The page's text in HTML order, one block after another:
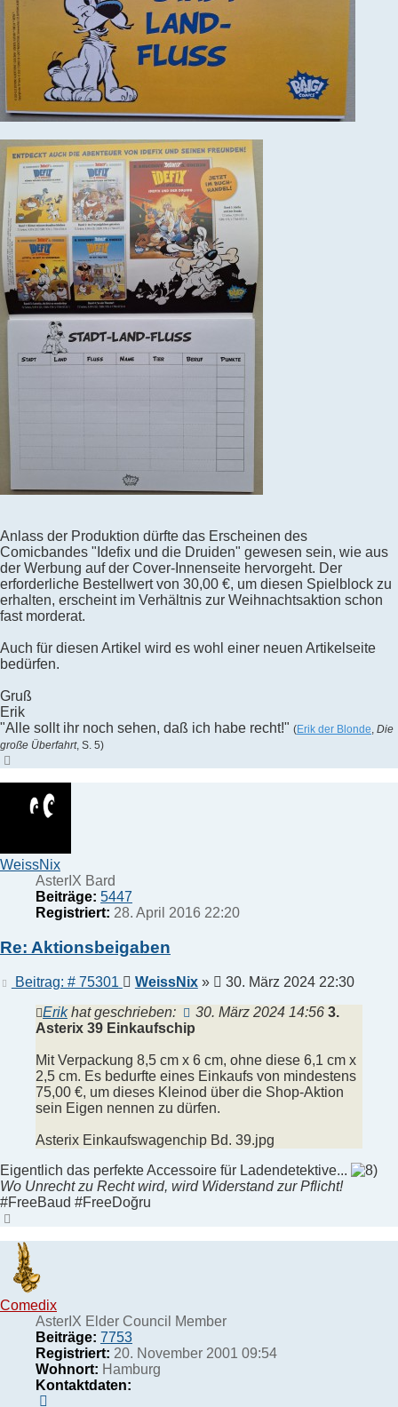
Anlass der Produktion dürfte das Erscheinen des
Comicbandes "Idefix und die Druiden" gewesen sein, wie aus
der Werbung auf der Cover-Innenseite hervorgeht. Der
erforderliche Bestellwert von 30,00 €, um diesen Spielblock zu
erhalten, erscheint im Verhältnis zur Weihnachtsaktion schon
fast morderat.
Auch für diesen Artikel wird es wohl einer neuen Artikelseite
bedürfen.
Gruß
Erik
"Alle sollt ihr noch sehen, daß ich habe recht!" (Erik der Blonde, Die
große Überfahrt, S. 5)
WeissNix
AsterIX Bard
Beiträge: 5447
Registriert: 28. April 2016 22:20
Re: Aktionsbeigaben
Beitrag: # 75301 Beitrag
WeissNix»
30. März 2024 22:30
Erikhat geschrieben: 30. März 2024 14:56 3.
Asterix 39 Einkaufschip
Mit Verpackung 8,5 cm x 6 cm, ohne diese 6,1 cm x
2,5 cm. Es bedurfte eines Einkaufs von mindestens
75,00 €, um dieses Kleinod über die Shop-Aktion
sein Eigen nennen zu dürfen.
Asterix Einkaufswagenchip Bd. 39.jpg
Eigentlich das perfekte Accessoire für Ladendetektive...
Wo Unrecht zu Recht wird, wird Widerstand zur Pflicht!
#FreeBaud #FreeDoğru
Comedix
AsterIX Elder Council Member
Beiträge: 7753
Registriert: 20. November 2001 09:54
Wohnort: Hamburg
Kontaktdaten: